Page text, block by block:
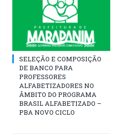
SELEÇÃO E COMPOSIÇÃO
DE BANCO PARA
PROFESSORES
ALFABETIZADORES NO
ÂMBITO DO PROGRAMA
BRASIL ALFABETIZADO –
PBA NOVO CICLO